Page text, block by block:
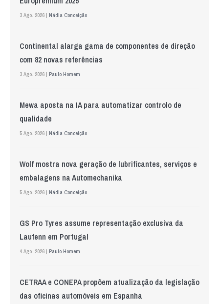
3 Ago. 2026 | Nádia Conceição
Continental alarga gama de componentes de direção
com 82 novas referências
3 Ago. 2026 | Paulo Homem
Mewa aposta na IA para automatizar controlo de
qualidade
5 Ago. 2026 | Nádia Conceição
Wolf mostra nova geração de lubrificantes, serviços e
embalagens na Automechanika
5 Ago. 2026 | Nádia Conceição
GS Pro Tyres assume representação exclusiva da
Laufenn em Portugal
4 Ago. 2026 | Paulo Homem
CETRAA e CONEPA propõem atualização da legislação
das oficinas automóveis em Espanha